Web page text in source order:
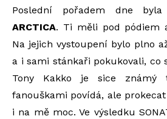
Poslední pořadem dne
ARCTICA. Ti měli pod pódiem
Na jejich vystoupení bylo plno
a i sami stánkaři pokukovali, co
Tony Kakko je sice
fanouškami povídá, ale
i na mě moc. Ve výsledku